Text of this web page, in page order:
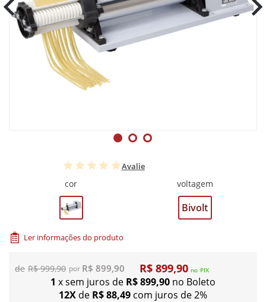
Avalie
cor voltagem
Bivolt
Ler informações do produto
R$ 999,90 R$ 899,90 R$ 899,90 no PIX
1 x sem juros de R$ 899,90 no Boleto
12X de R$ 88,49 com juros de 2%